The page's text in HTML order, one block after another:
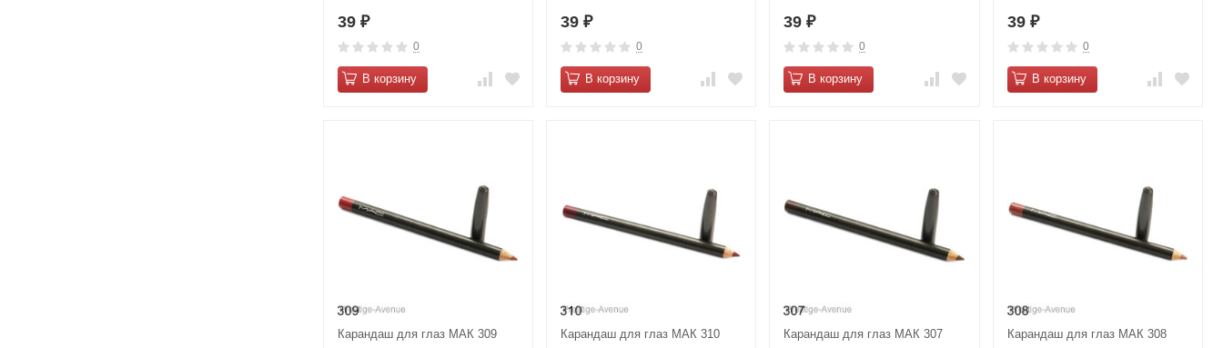
39 ₽
0
В корзину
39 ₽
0
В корзину
39₽
0
В корзину
39 ₽
0
В корзину
Карандаш для глаз МАК 309 Карандаш для глаз МАК 310 Карандаш для глаз МАК 307 Карандаш для глаз МАК 308